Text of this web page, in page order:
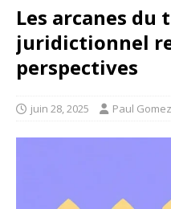
Les arcanes
juridictionnel
perspectives
juin 28, 2025 Paul Gomez